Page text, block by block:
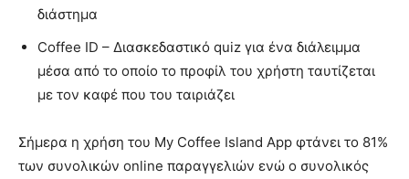
διάστημα
Coffee ID – Διασκεδαστικό quiz για ένα διάλειμμα
μέσα από το οποίο το προφίλ του χρήστη ταυτίζεται
με τον καφέ που του ταιριάζει
Σήμερα η χρήση του My Coffee Island App φτάνει το 81%
των συνολικών online παραγγελιών ενώ ο συνολικός